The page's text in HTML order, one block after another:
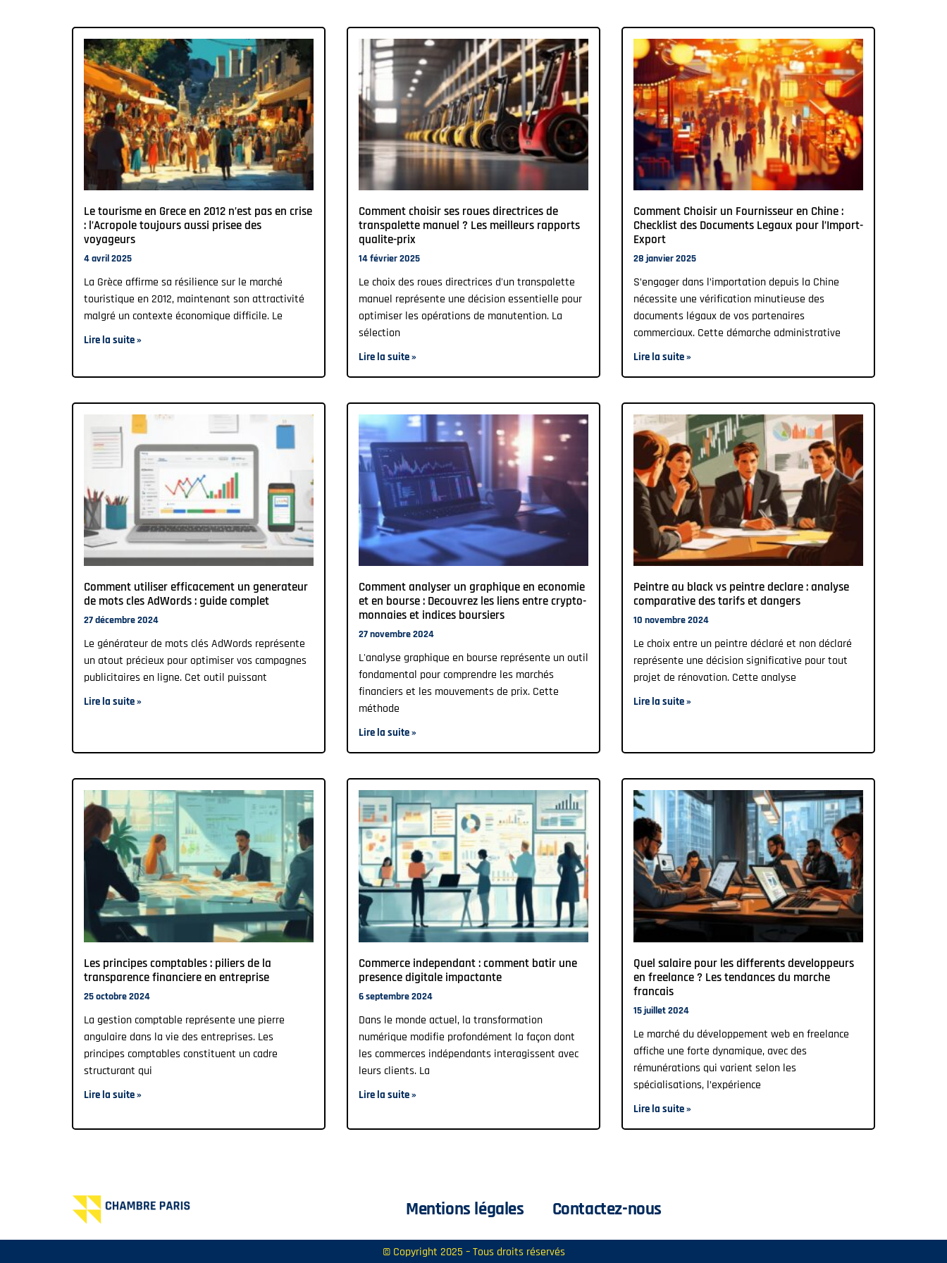
Le tourisme en Grece en 2012 n’est pas en crise
: l’Acropole toujours aussi prisee des
voyageurs
4 avril 2025
La Grèce affirme sa résilience sur le marché
touristique en 2012, maintenant son attractivité
malgré un contexte économique difficile. Le
Lire la suite »
Comment choisir ses roues directrices de
transpalette manuel ? Les meilleurs rapports
qualite-prix
14 février 2025
Le choix des roues directrices d'un transpalette
manuel représente une décision essentielle pour
optimiser les opérations de manutention. La
sélection
Lire la suite »
Comment Choisir un Fournisseur en Chine :
Checklist des Documents Legaux pour l’Import-
Export
28 janvier 2025
S’engager dans l’importation depuis la Chine
nécessite une vérification minutieuse des
documents légaux de vos partenaires
commerciaux. Cette démarche administrative
Lire la suite »
Comment utiliser efficacement un generateur
de mots cles AdWords : guide complet
27 décembre 2024
Le générateur de mots clés AdWords représente
un atout précieux pour optimiser vos campagnes
publicitaires en ligne. Cet outil puissant
Lire la suite »
Comment analyser un graphique en economie
et en bourse : Decouvrez les liens entre crypto-
monnaies et indices boursiers
27 novembre 2024
L'analyse graphique en bourse représente un outil
fondamental pour comprendre les marchés
financiers et les mouvements de prix. Cette
méthode
Lire la suite »
Peintre au black vs peintre declare : analyse
comparative des tarifs et dangers
10 novembre 2024
Le choix entre un peintre déclaré et non déclaré
représente une décision significative pour tout
projet de rénovation. Cette analyse
Lire la suite »
Les principes comptables : piliers de la
transparence financiere en entreprise
25 octobre 2024
La gestion comptable représente une pierre
angulaire dans la vie des entreprises. Les
principes comptables constituent un cadre
structurant qui
Lire la suite »
Commerce independant : comment batir une
presence digitale impactante
6 septembre 2024
Dans le monde actuel, la transformation
numérique modifie profondément la façon dont
les commerces indépendants interagissent avec
leurs clients. La
Lire la suite »
Quel salaire pour les differents developpeurs
en freelance ? Les tendances du marche
francais
15 juillet 2024
Le marché du développement web en freelance
affiche une forte dynamique, avec des
rémunérations qui varient selon les
spécialisations, l’expérience
Lire la suite »
Mentions légales Contactez-nous
© Copyright 2025 – Tous droits réservés